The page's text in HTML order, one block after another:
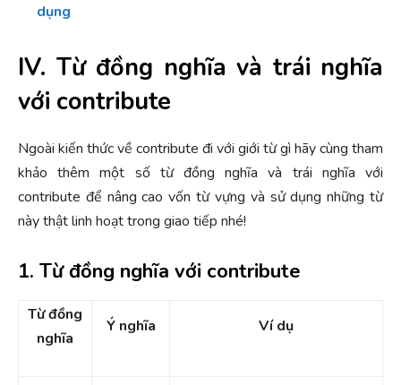
dụng
IV. Từ đồng nghĩa và trái nghĩa
với contribute
Ngoài kiến thức về contribute đi với giới từ gì hãy cùng tham
khảo thêm một số từ đồng nghĩa và trái nghĩa với
contribute để nâng cao vốn từ vựng và sử dụng những từ
này thật linh hoạt trong giao tiếp nhé!
1. Từ đồng nghĩa với contribute
Từ đồng
nghĩa
Ý nghĩa Ví dụ